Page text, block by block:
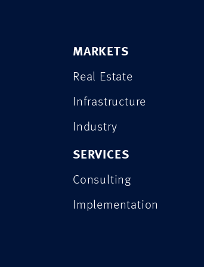
MARKETS
Real Estate
Infrastructure
Industry
SERVICES
Consulting
Implementation